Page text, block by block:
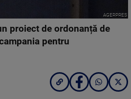
AGERPRES
proiect de ordonanță de
pentru